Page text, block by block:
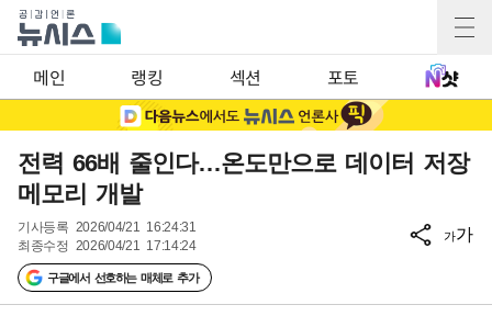
메인 랭킹 섹션 포토
전력 66배 줄인다…온도만으로 데이터 저장
메모리 개발
기사등록 2026/04/21 16:24:31
최종수정 2026/04/21 17:14:24
구글에서 선호하는 매체로 추가
가가